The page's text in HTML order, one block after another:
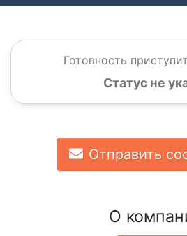
Готовность
Статус не
Отправить
О